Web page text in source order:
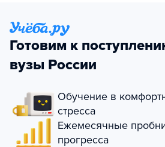
Готовим к
вузы России
Обучение в
стресса
Ежемесячные
прогресса